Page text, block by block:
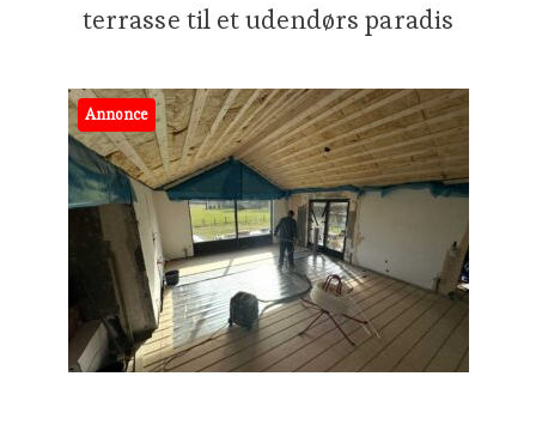
terrasse til et udendørs paradis
Annonce